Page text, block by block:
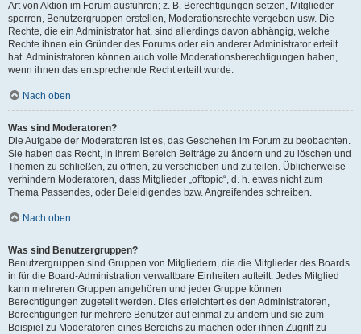
Art von Aktion im Forum ausführen; z. B. Berechtigungen setzen, Mitglieder
sperren, Benutzergruppen erstellen, Moderationsrechte vergeben usw. Die
Rechte, die ein Administrator hat, sind allerdings davon abhängig, welche
Rechte ihnen ein Gründer des Forums oder ein anderer Administrator erteilt
hat. Administratoren können auch volle Moderationsberechtigungen haben,
wenn ihnen das entsprechende Recht erteilt wurde.
Nach oben
Was sind Moderatoren?
Die Aufgabe der Moderatoren ist es, das Geschehen im Forum zu beobachten.
Sie haben das Recht, in ihrem Bereich Beiträge zu ändern und zu löschen und
Themen zu schließen, zu öffnen, zu verschieben und zu teilen. Üblicherweise
verhindern Moderatoren, dass Mitglieder „offtopic“, d. h. etwas nicht zum
Thema Passendes, oder Beleidigendes bzw. Angreifendes schreiben.
Nach oben
Was sind Benutzergruppen?
Benutzergruppen sind Gruppen von Mitgliedern, die die Mitglieder des Boards
in für die Board-Administration verwaltbare Einheiten aufteilt. Jedes Mitglied
kann mehreren Gruppen angehören und jeder Gruppe können
Berechtigungen zugeteilt werden. Dies erleichtert es den Administratoren,
Berechtigungen für mehrere Benutzer auf einmal zu ändern und sie zum
Beispiel zu Moderatoren eines Bereichs zu machen oder ihnen Zugriff zu